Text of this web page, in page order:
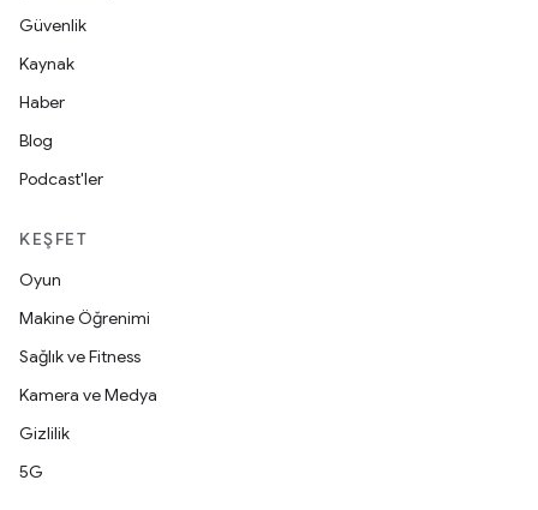
Güvenlik
Kaynak
Haber
Blog
Podcast'ler
KEŞFET
Oyun
Makine Öğrenimi
Sağlık ve Fitness
Kamera ve Medya
Gizlilik
5G